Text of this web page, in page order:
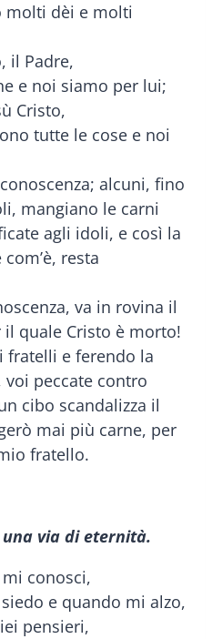
molti dèi e molti
il Padre,
e noi siamo per lui;
Cristo,
tutte le cose e noi
alcuni, fino
mangiano le carni
agli idoli, e così la
resta
va in rovina il
quale Cristo è morto!
fratelli e ferendo la
peccate contro
cibo scandalizza il
mai più carne, per
fratello.
via di eternità.
conosci,
e quando mi alzo,
pensieri,